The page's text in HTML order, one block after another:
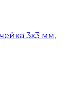
3х3 мм,